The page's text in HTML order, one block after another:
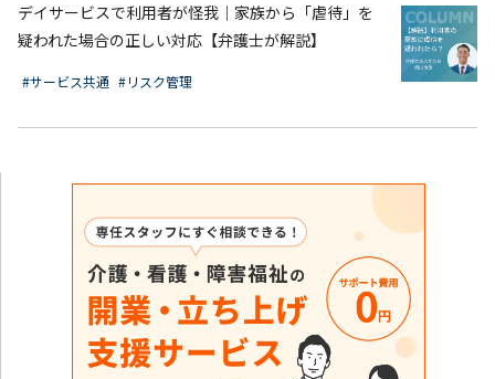
デイサービスで利用者が怪我｜家族から「虐待」を
疑われた場合の正しい対応【弁護士が解説】
#サービス共通 #リスク管理